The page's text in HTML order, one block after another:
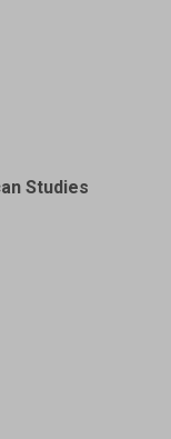
Studies